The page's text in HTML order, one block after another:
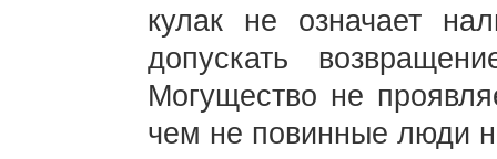
кулак не означает
допускать
Могущество не
чем не повинные люди